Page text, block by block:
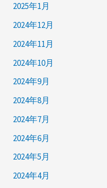
2025年1月
2024年12月
2024年11月
2024年10月
2024年9月
2024年8月
2024年7月
2024年6月
2024年5月
2024年4月